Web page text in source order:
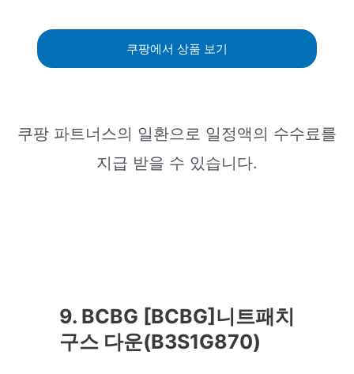
쿠팡에서 상품 보기
쿠팡 파트너스의 일환으로 일정액의 수수료를
지급 받을 수 있습니다.
9. BCBG [BCBG]니트패치
구스 다운(B3S1G870)